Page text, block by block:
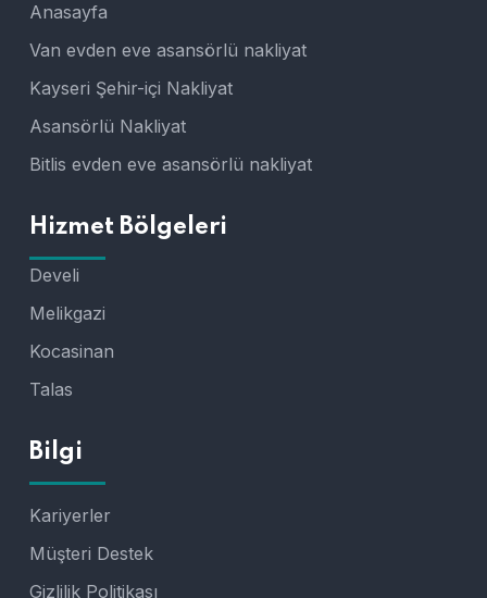
Anasayfa
Van evden eve asansörlü nakliyat
Kayseri Şehir-içi Nakliyat
Asansörlü Nakliyat
Bitlis evden eve asansörlü nakliyat
Hizmet Bölgeleri
Develi
Melikgazi
Kocasinan
Talas
Bilgi
Kariyerler
Müşteri Destek
Gizlilik Politikası